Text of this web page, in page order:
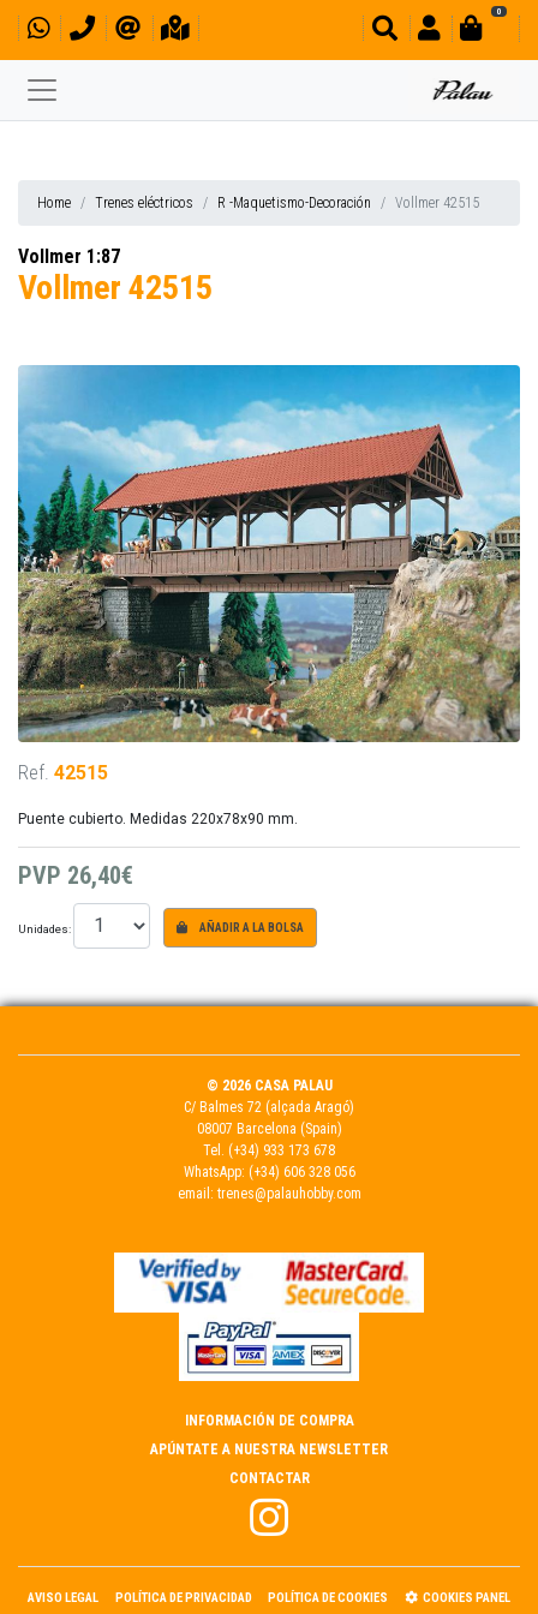
0
Home Trenes eléctricos R -Maquetismo-Decoración Vollmer 42515
Vollmer 1:87
Vollmer 42515
Ref. 42515
Puente cubierto. Medidas 220x78x90 mm.
PVP 26,40€
Unidades: AÑADIR A LA BOLSA
© 2026 CASA PALAU
C/ Balmes 72 (alçada Aragó)
08007 Barcelona (Spain)
Tel. (+34) 933 173 678
WhatsApp: (+34) 606 328 056
email: trenes@palauhobby.com
INFORMACIÓN DE COMPRA
APÚNTATE A NUESTRA NEWSLETTER
CONTACTAR
AVISO LEGAL POLÍTICA DE PRIVACIDAD POLÍTICA DE COOKIES COOKIES PANEL